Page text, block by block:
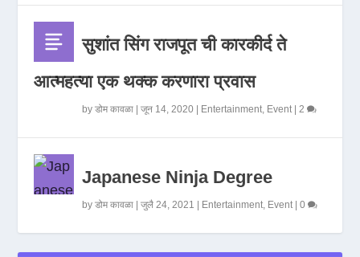
सुशांत सिंग राजपूत ची कारकीर्द ते
आत्महत्या एक थक्क करणारा प्रवास
byडोम कावळा |जून 14, 2020 Entertainment, Event|2
Japanese Ninja Degree
byडोम कावळा |जुलै 24, 2021 Entertainment, Event|0